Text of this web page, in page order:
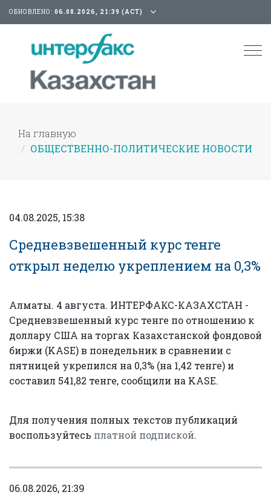
ОБНОВЛЕНО: 06.08.2026, 21:39 (АСТ)
На главную
ОБЩЕСТВЕННО-ПОЛИТИЧЕСКИЕ НОВОСТИ
04.08.2025, 15:38
Средневзвешенный курс тенге
открыл неделю укреплением на 0,3%
Алматы. 4 августа. ИНТЕРФАКС-КАЗАХСТАН -
Средневзвешенный курс тенге по отношению к
доллару США на торгах Казахстанской фондовой
биржи (KASE) в понедельник в сравнении с
пятницей укрепился на 0,3% (на 1,42 тенге) и
составил 541,82 тенге, сообщили на KASE.
Для получения полных текстов публикаций
воспользуйтесь платной подпиской.
06.08.2026, 21:39